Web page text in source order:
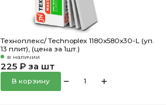
Техноплекс/ Technoplex 1180х580х30-L (уп.
13 плит), (цена за 1шт.)
в наличии
225 ₽ за шт
В корзину